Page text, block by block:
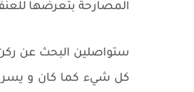
المصارحة بتعرضها للعنف
ستواصلين البحث عن
كل شيء كما كان و يسري